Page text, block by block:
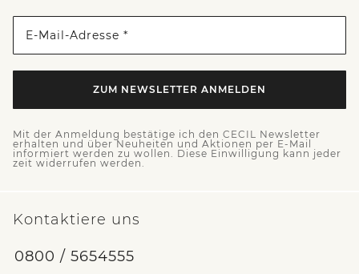
E-Mail-Adresse *
ZUM NEWSLETTER ANMELDEN
Mit der Anmeldung bestätige ich den CECIL Newsletter
erhalten und über Neuheiten und Aktionen per E-Mail
informiert werden zu wollen. Diese Einwilligung kann jeder
zeit widerrufen werden.
Kontaktiere uns
0800 / 5654555